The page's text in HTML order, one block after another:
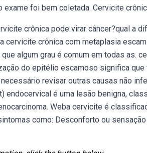
foi bem coletada. Cervicite
crônica pode virar câncer?qual a
cervicite crônica com metaplasia
algum grau é comum em todas as.
do epitélio escamoso significa que
revisar outras causas não
endocervical é uma lesão benigna,
Weba cervicite é
como: Desconforto ou